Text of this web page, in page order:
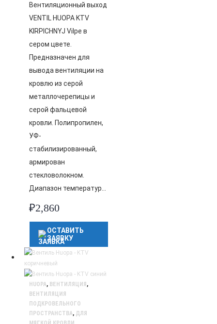
Вентиляционный выход
VENTIL HUOPA KTV
KIRPICHNYJ Vilpe в
сером цвете.
Предназначен для
вывода вентиляции на
кровлю из серой
металлочерепицы и
серой фальцевой
кровли. Полипропилен,
УФ-
стабилизированный,
армирован
стекловолокном.
Диапазон температур…
₽2,860
ОСТАВИТЬ
ЗАЯВКУ
HUOPA, ВЕНТИЛЯЦИЯ ,
ВЕНТИЛЯЦИЯ
ПОДКРОВЕЛЬНОГО
ПРОСТРАНСТВА, ДЛЯ